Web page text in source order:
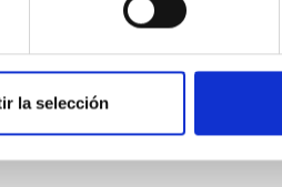
la selección